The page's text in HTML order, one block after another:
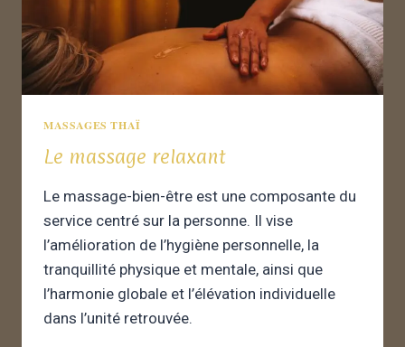
MASSAGES THAÏ
Le massage relaxant
Le massage-bien-être est une composante du
service centré sur la personne. Il vise
l’amélioration de l’hygiène personnelle, la
tranquillité physique et mentale, ainsi que
l’harmonie globale et l’élévation individuelle
dans l’unité retrouvée.